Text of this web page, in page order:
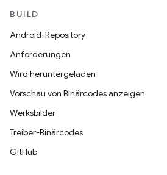
BUILD
Android-Repository
Anforderungen
Wird heruntergeladen
Vorschau von Binärcodes anzeigen
Werksbilder
Treiber-Binärcodes
GitHub